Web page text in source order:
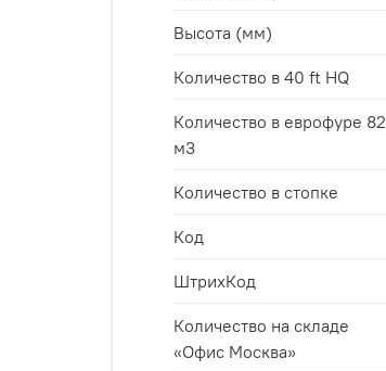
Высота (мм)
Количество в 40 ft HQ
Количество в еврофуре 82
м3
Количество в стопке
Код
ШтрихКод
Количество на складе
«Офис Москва»